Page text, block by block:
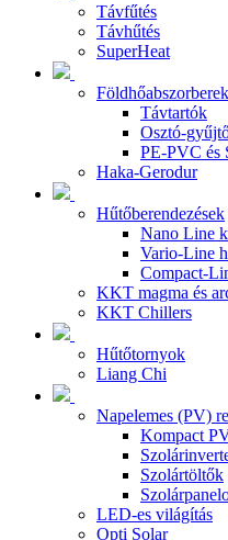
Távfűtés
Távhűtés
SuperHeat
Földhőabszorberek
Távtartók
Osztó-
PE-PVC és
Haka-Gerodur
Hűtőberendezések
Nano Line
Vario-Line
Compact-
KKT magma és
KKT Chillers
Hűtőtornyok
Liang Chi
Napelemes (PV)
Kompact
Szolártöltők
LED-es világítás
Opti Solar